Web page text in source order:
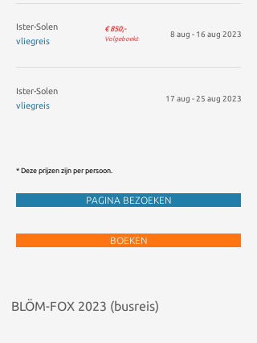
Ister-Solen
vliegreis
​8 aug - 16 aug 2023
€ 850,-
Volgeboekt
Ister-Solen
vliegreis
17 aug - 25 aug 2023
* Deze prijzen zijn per persoon.
PAGINA BEZOEKEN
BOEKEN
BLÖM-FOX 2023 (busreis)